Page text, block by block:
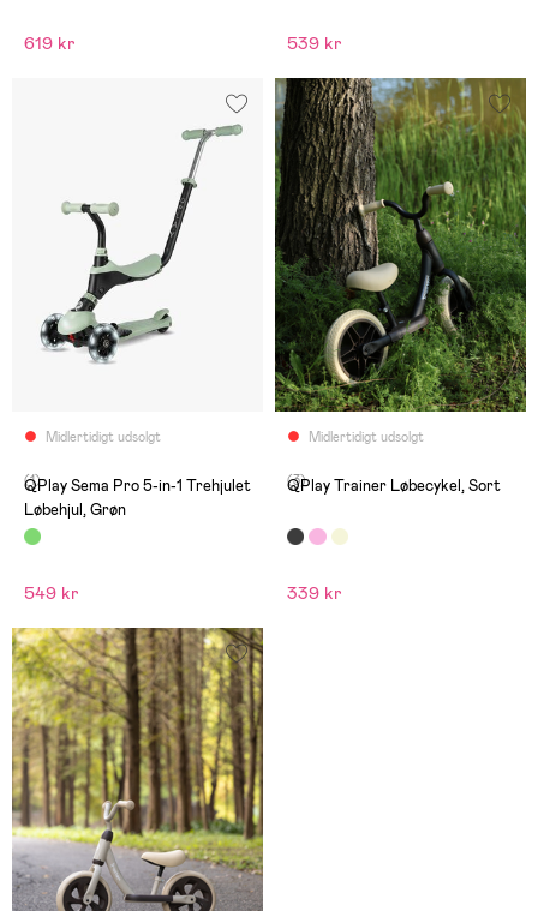
619 kr 539 kr
Midlertidigt udsolgt
(1)
QPlay Sema Pro 5-in-1 Trehjulet
Løbehjul, Grøn
549 kr
Midlertidigt udsolgt
(3)
QPlay Trainer Løbecykel, Sort
339 kr